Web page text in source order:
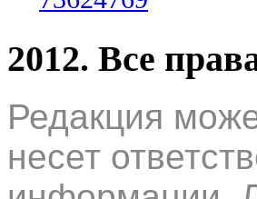
2012. Все
Редакция
несет